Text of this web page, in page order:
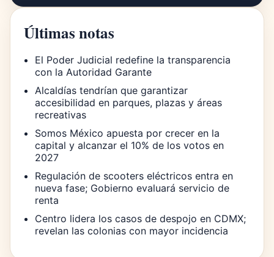
Últimas notas
El Poder Judicial redefine la transparencia
con la Autoridad Garante
Alcaldías tendrían que garantizar
accesibilidad en parques, plazas y áreas
recreativas
Somos México apuesta por crecer en la
capital y alcanzar el 10% de los votos en
2027
Regulación de scooters eléctricos entra en
nueva fase; Gobierno evaluará servicio de
renta
Centro lidera los casos de despojo en CDMX;
revelan las colonias con mayor incidencia